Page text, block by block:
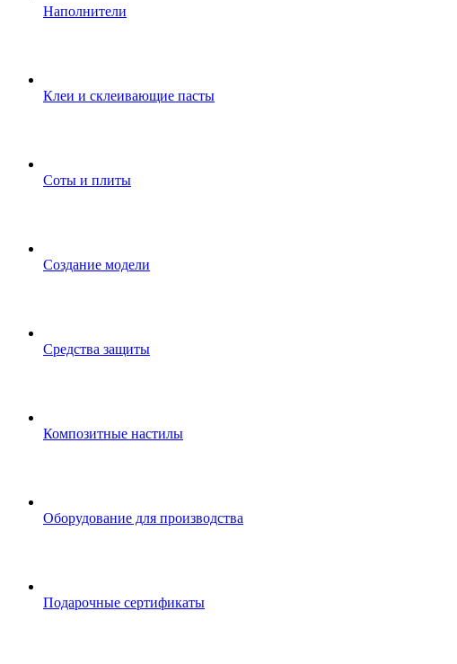
Наполнители
Клеи и склеивающие пасты
Соты и плиты
Создание модели
Средства защиты
Композитные настилы
Оборудование для производства
Подарочные сертификаты